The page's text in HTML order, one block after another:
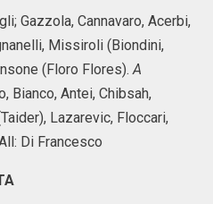
Gazzola, Cannavaro, Acerbi,
Missiroli (Biondini,
(Floro Flores).A
Bianco, Antei, Chibsah,
Lazarevic, Floccari,
Di Francesco